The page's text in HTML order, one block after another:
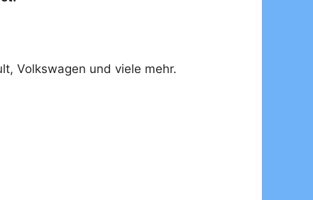
Volkswagen und viele mehr.